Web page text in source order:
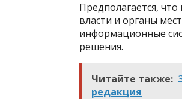
Предполагается,
власти и органы
информационные
решения.
Читайте также:
редакция